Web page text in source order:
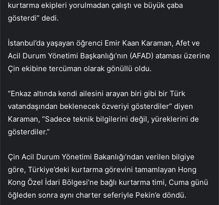
kurtarma ekipleri yorulmadan çalıştı ve büyük çaba
gösterdi” dedi.
İstanbul’da yaşayan öğrenci Emir Kaan Karaman, Afet ve
Acil Durum Yönetimi Başkanlığı’nın (AFAD) ataması üzerine
Çin ekibine tercüman olarak gönüllü oldu.
“Enkaz altında kendi ailesini arayan biri gibi bir Türk
vatandaşından beklenecek özveriyi gösterdiler” diyen
Karaman, “Sadece teknik bilgilerini değil, yüreklerini de
gösterdiler.”
Çin Acil Durum Yönetimi Bakanlığı’ndan verilen bilgiye
göre, Türkiye’deki kurtarma görevini tamamlayan Hong
Kong Özel İdari Bölgesi’ne bağlı kurtarma timi, Cuma günü
öğleden sonra aynı charter seferiyle Pekin’e döndü.